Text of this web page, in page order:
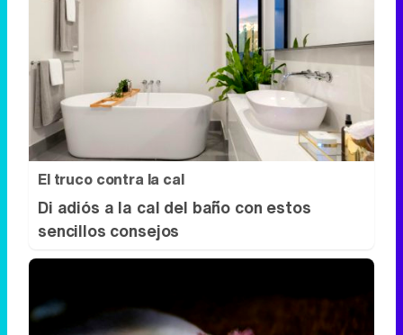
El truco contra la cal
Di adiós a la cal del baño con estos
sencillos consejos